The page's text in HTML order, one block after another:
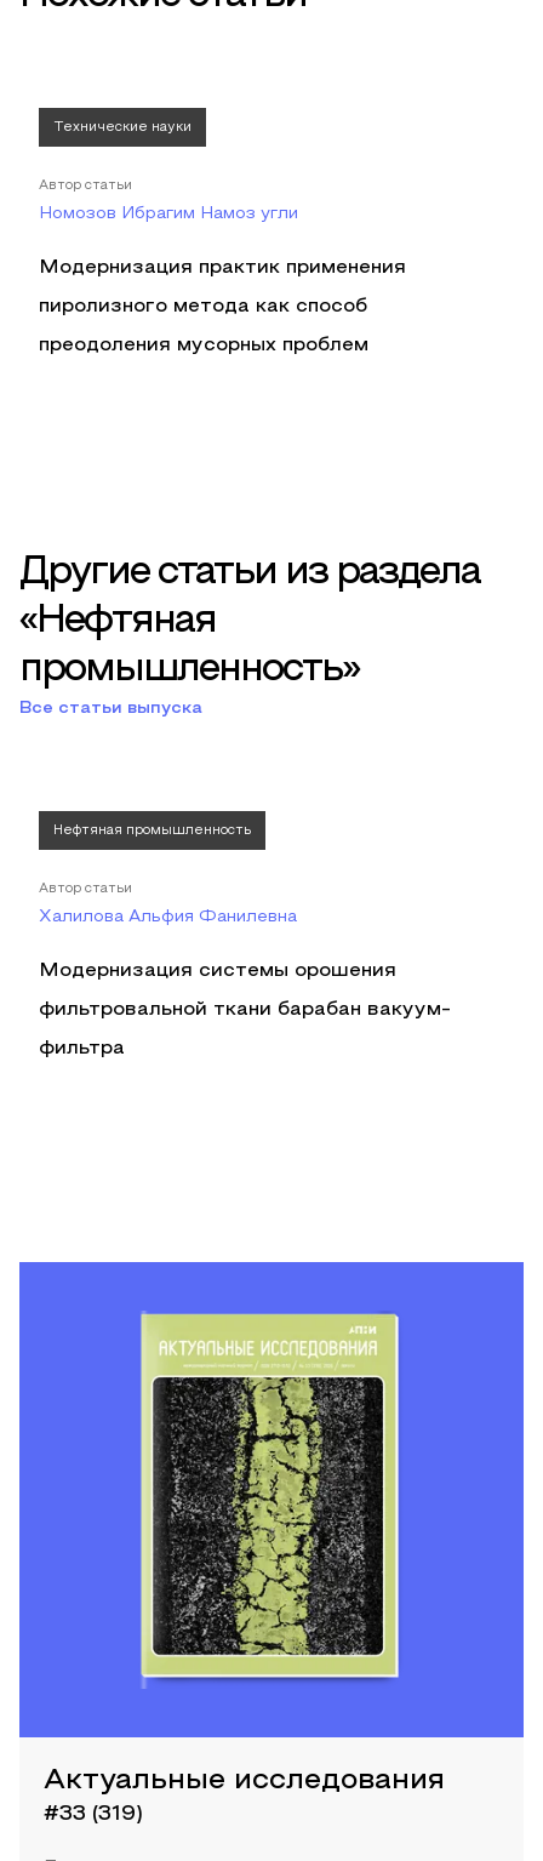
Технические науки
Автор статьи
Номозов Ибрагим Намоз угли
Модернизация практик применения
пиролизного метода как способ
преодоления мусорных проблем
Другие статьи из раздела
«Нефтяная
промышленность»
Все статьи выпуска
Нефтяная промышленность
Автор статьи
Халилова Альфия Фанилевна
Модернизация системы орошения
фильтровальной ткани барабан вакуум-
фильтра
Актуальные исследования
#33 (319)